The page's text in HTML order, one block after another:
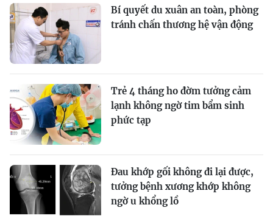
Bí quyết du xuân an toàn, phòng
tránh chấn thương hệ vận động
Trẻ 4 tháng ho đờm tưởng cảm
lạnh không ngờ tim bẩm sinh
phức tạp
Đau khớp gối không đi lại được,
tưởng bệnh xương khớp không
ngờ u khổng lồ